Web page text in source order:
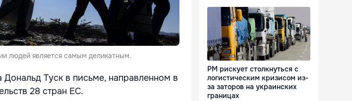
людей является самым деликатным.
Туск в письме, направленном в
28 стран ЕС.
РМ рискует столкнуться с
логистическим кризисом из-
за заторов на украинских
границах